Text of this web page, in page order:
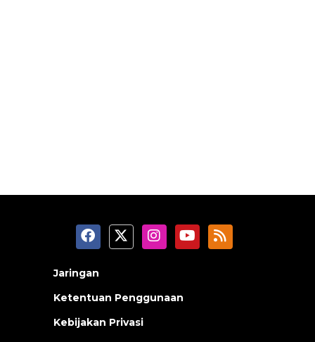
Jaringan
Ketentuan Penggunaan
Kebijakan Privasi